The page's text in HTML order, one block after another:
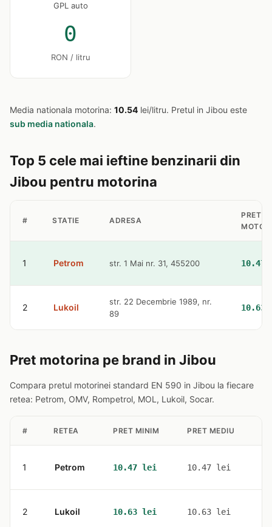
GPL auto
0
RON / litru
Media nationala motorina: 10.54 lei/litru. Pretul in Jibou este
sub media nationala.
Top 5 cele mai ieftine benzinarii din
Jibou pentru motorina
# STATIE ADRESA
PRET
1 Petrom str. 1 Mai nr. 31, 455200 10.47
2 Lukoil
str. 22 Decembrie 1989, nr.
89
10.63
Pret motorina pe brand in Jibou
Compara pretul motorinei standard EN 590 in Jibou la fiecare
retea: Petrom, OMV, Rompetrol, MOL, Lukoil, Socar.
# RETEA PRET MINIM PRET MEDIU
1 Petrom 10.47 lei 10.47 lei
2 Lukoil 10.63 lei 10.63 lei